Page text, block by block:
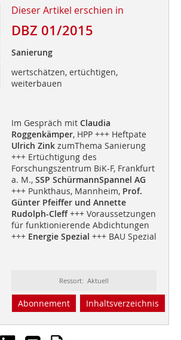
Dieser Artikel erschien in
DBZ 01/2015
Sanierung
wertschätzen, ertüchtigen,
weiterbauen
Im Gespräch mit Claudia
Roggenkämper, HPP +++ Heftpate
Ulrich ZinkzumThema Sanierung
+++ Ertüchtigung des
Forschungszentrum BiK-F, Frankfurt
a. M., SSP SchürmannSpannel AG
+++ Punkthaus, Mannheim, Prof.
Günter Pfeiffer und Annette
Rudolph-Cleff+++ Voraussetzungen
für funktionierende Abdichtungen
+++ Energie Spezial +++ BAU Spezial
Ressort: Aktuell
Abonnement Inhaltsverzeichnis